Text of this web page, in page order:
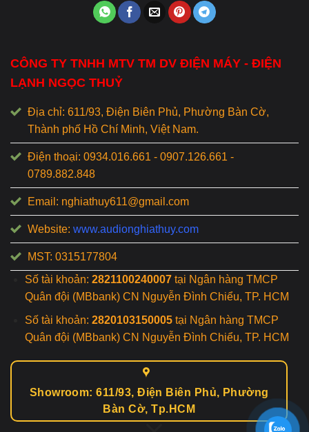
CÔNG TY TNHH MTV TM DV ĐIỆN MÁY - ĐIỆN
LẠNH NGỌC THUỶ
Địa chỉ: 611/93, Điện Biên Phủ, Phường Bàn Cờ,
Thành phố Hồ Chí Minh, Việt Nam.
Điện thoại: 0934.016.661 - 0907.126.661 -
0789.882.848
Email: nghiathuy611@gmail.com
Website: www.audionghiathuy.com
MST: 0315177804
Số tài khoản: 2821100240007tại Ngân hàng TMCP
Quân đội (MBbank) CN Nguyễn Đình Chiểu, TP. HCM
Số tài khoản: 2820103150005tại Ngân hàng TMCP
Quân đội (MBbank) CN Nguyễn Đình Chiểu, TP. HCM
Showroom: 611/93, Điện Biên Phủ, Phường
Bàn Cờ, Tp.HCM